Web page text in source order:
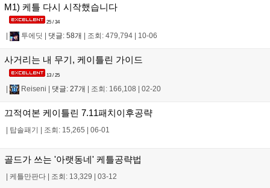
M1) 케틀 다시 시작했습니다
25 / 34
투에딧 댓글: 58개 조회: 479,794 10-06
사거리는 내 무기, 케이틀린 가이드
13 / 25
| Reiseni | 댓글: 27개 | 조회: 166,108 | 02-20
끄적여본 케이틀린 7.11패치이후공략
| 탑솔패기 | 조회: 15,265 | 06-01
골드가 쓰는 '아랫동네' 케틀공략법
| 케틀만판다 | 조회: 13,329 | 03-12